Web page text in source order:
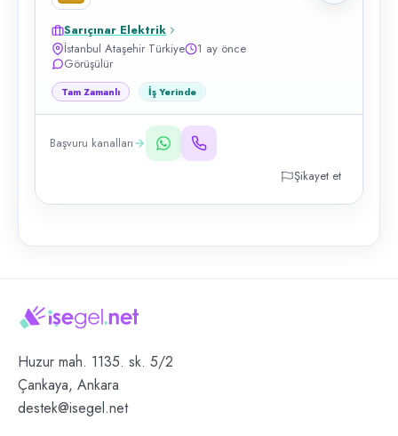
Sarıçınar Elektrik
İstanbul Ataşehir Türkiye
1 ay önce
Görüşülür
Tam Zamanlı İş Yerinde
Başvuru kanalları
Şikayet et
Huzur mah. 1135. sk. 5/2
Çankaya, Ankara
destek@isegel.net